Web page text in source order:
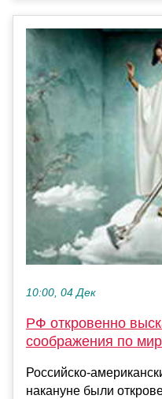
10:00, 04 Дек
РФ откровенно
соображения по
Российско-
накануне были